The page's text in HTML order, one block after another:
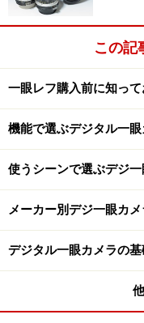
キットレンズ「AF-
る解像力に優れたズ
撮影距離28cm、手
たしてからも使え
う。このように専門
は他のメーカーにも
ックしてみましょう
Nikon デジタル一眼
この記
一眼レフ購入前に知っ
機能で選ぶデジタル一眼
使うシーンで選ぶデジ
メーカー別デジ一眼カ
デジタル一眼カメラの